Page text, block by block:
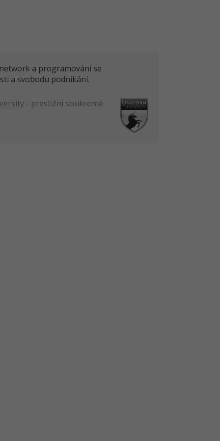
a programování se
a svobodu podnikání.
- prestižní soukromé